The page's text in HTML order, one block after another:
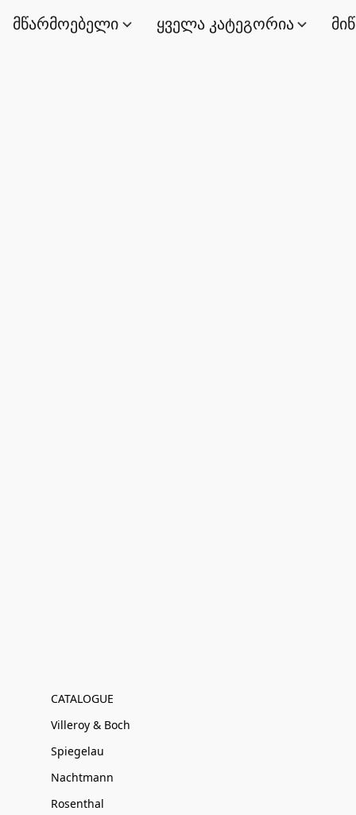
მწარმოებელი ყველა კატეგორია
CATALOGUE
Villeroy & Boch
Spiegelau
Nachtmann
Rosenthal